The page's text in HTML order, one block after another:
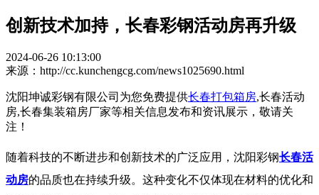
创新技术加持，长春彩钢活动房再升级
2024-06-26 10:13:00
来源：http://cc.kunchengcg.com/news1025690.html
沈阳坤诚彩钢有限公司为您免费提供长春打包箱房,长春活动
房,长春集装箱房厂家等相关信息发布和资讯展示，敬请关
注！
随着科技的不断进步和创新技术的广泛应用，沈阳彩钢长春活
动房的品质也在持续升级。这种变化不仅体现在材料的优化和